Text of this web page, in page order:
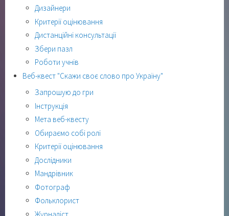
Дизайнери
Критерії оцінювання
Дистанційні консультації
Збери пазл
Роботи учнів
Веб-квест "Скажи своє слово про Україну"
Запрошую до гри
Інструкція
Мета веб-квесту
Обираємо собі ролі
Критерії оцінювання
Дослідники
Мандрівник
Фотограф
Фольклорист
Журналіст